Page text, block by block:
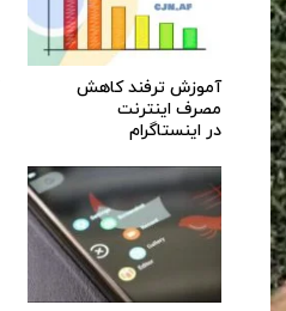
آموزش ترفند کاهش
مصرف اینترنت
در اینستاگرام